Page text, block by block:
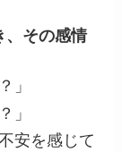
、その感情
」
」
安を感じて